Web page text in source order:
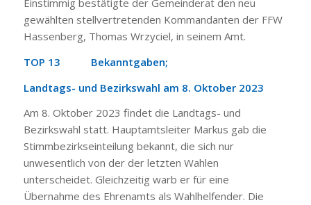
Einstimmig bestätigte der Gemeinderat den neu
gewählten stellvertretenden Kommandanten der FFW
Hassenberg, Thomas Wrzyciel, in seinem Amt.
TOP 13 Bekanntgaben;
Landtags- und Bezirkswahl am 8. Oktober 2023
Am 8. Oktober 2023 findet die Landtags- und
Bezirkswahl statt. Hauptamtsleiter Markus gab die
Stimmbezirkseinteilung bekannt, die sich nur
unwesentlich von der der letzten Wahlen
unterscheidet. Gleichzeitig warb er für eine
Übernahme des Ehrenamts als Wahlhelfender. Die